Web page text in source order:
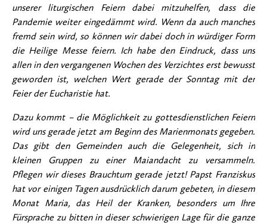
unserer liturgischen Feiern dabei mitzuhelfen, dass die
Pandemie weiter eingedämmt wird. Wenn da auch manches
fremd sein wird, so können wir dabei doch in würdiger Form
die Heilige Messe feiern. Ich habe den Eindruck, dass uns
allen in den vergangenen Wochen des Verzichtes erst bewusst
geworden ist, welchen Wert gerade der Sonntag mit der
Feier der Eucharistie hat.
Dazu kommt – die Möglichkeit zu gottesdienstlichen Feiern
wird uns gerade jetzt am Beginn des Marienmonats gegeben.
Das gibt den Gemeinden auch die Gelegenheit, sich in
kleinen Gruppen zu einer Maiandacht zu versammeln.
Pflegen wir dieses Brauchtum gerade jetzt! Papst Franziskus
hat vor einigen Tagen ausdrücklich darum gebeten, in diesem
Monat Maria, das Heil der Kranken, besonders um Ihre
Fürsprache zu bitten in dieser schwierigen Lage für die ganze